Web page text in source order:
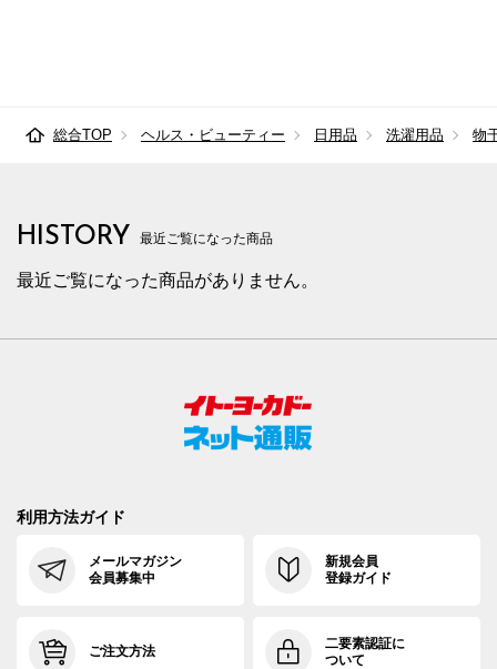
総合TOP ヘルス・ビューティー 日用品 洗濯用品 物
HISTORY 最近ご覧になった商品
最近ご覧になった商品がありません。
利用方法ガイド
メールマガジン
会員募集中
新規会員
登録ガイド
ご注文方法
二要素認証に
ついて